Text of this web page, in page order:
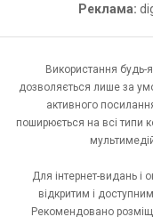
Реклама:
Використання будь-
дозволяється лише за
активного
поширюється на всі типи
Для інтернет-видань і
відкритим і
Рекомендовано